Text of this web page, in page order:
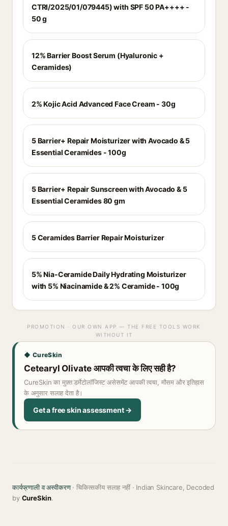
CTRI/2025/01/079445) with SPF 50 PA++++ -
50 g
12% Barrier Boost Serum (Hyaluronic +
Ceramides)
2% Kojic Acid Advanced Face Cream - 30g
5 Barrier+ Repair Moisturizer with Avocado & 5
Essential Ceramides - 100g
5 Barrier+ Repair Sunscreen with Avocado & 5
Essential Ceramides 80 gm
5 Ceramides Barrier Repair Moisturizer
5% Nia-Ceramide Daily Hydrating Moisturizer
with 5% Niacinamide & 2% Ceramide - 100g
PROMOTION · OUR OWN APP — THE FREE TOOLS WORK
WITHOUT IT
◆ CureSkin
Cetearyl Olivate आपकी त्वचा के लिए सही है?
CureSkin का मुफ़्त डर्मेटोलॉजिस्ट असेसमेंट आपकी त्वचा, मौसम और इतिहास
के अनुसार सलाह देता है।
Get a free skin assessment →
कार्यप्रणाली व अस्वीकरण· चिकित्सकीय सलाह नहीं · Indian Skincare, Decoded
by CureSkin.